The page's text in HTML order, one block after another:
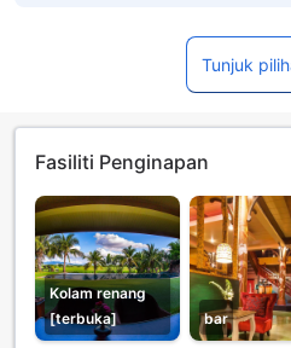
Tunjuk
Fasiliti Penginapan
Kolam renang
[terbuka]
bar